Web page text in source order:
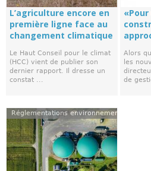
L’agriculture encore en
première ligne face au
changement climatique
Le Haut Conseil pour le climat
(HCC) vient de publier son
dernier rapport. Il dresse un
constat ...
Alors
les
de
Réglementations environnementales